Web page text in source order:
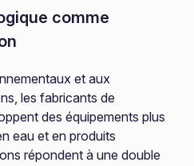
comme
et aux
les fabricants de
des équipements plus
eau et en produits
répondent à une double